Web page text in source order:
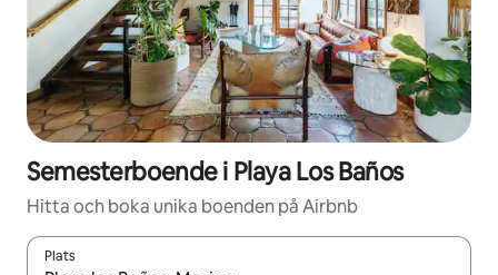
Semesterboende i Playa Los Baños
Hitta och boka unika boenden på Airbnb
Plats